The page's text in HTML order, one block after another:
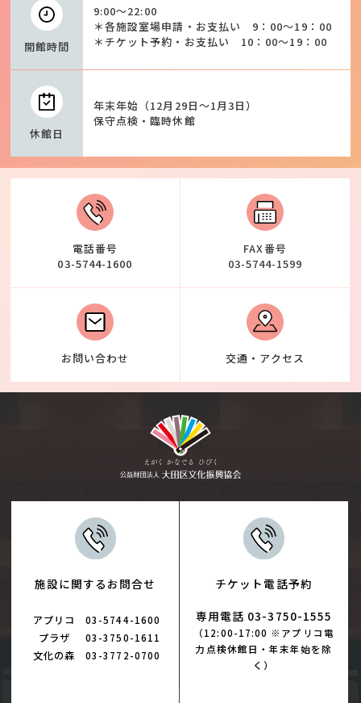
開館時間
9:00～22:00
＊各施設室場申請・お支払い 9：00～19：00
＊チケット予約・お支払い 10：00～19：00
休館日
年末年始（12月29日～1月3日）
保守点検・臨時休館
電話番号
03-5744-1600
FAX番号
03-5744-1599
お問い合わせ 交通・アクセス
施設に関するお問合せ
アプリコ 03-5744-1600
プラザ 03-3750-1611
文化の森 03-3772-0700
チケット電話予約
専用電話 03-3750-1555
（12:00-17:00 ※アプリコ電
力点検休館日・年末年始を除
く）